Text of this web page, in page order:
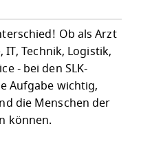
Ob als Arzt
Technik, Logistik,
- bei den SLK-
Aufgabe wichtig,
die Menschen der
können.